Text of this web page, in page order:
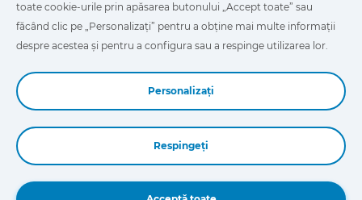
Această pagină utilizează cookie-uri proprii și ale unor terțe
părți pentru a îmbunătăți navigabilitatea și accesibilitatea site-
ului nostru web și pentru a optimiza experiența utilizatorului.
acestea și pentru a configura sau a respinge utilizarea lor.
toate cookie-urile prin apăsarea butonului „Accept toate” sau
făcând clic pe „Personalizați” pentru a obține mai multe informații
despre acestea și pentru a configura sau a respinge utilizarea lor.
Personalizați
Respingeți